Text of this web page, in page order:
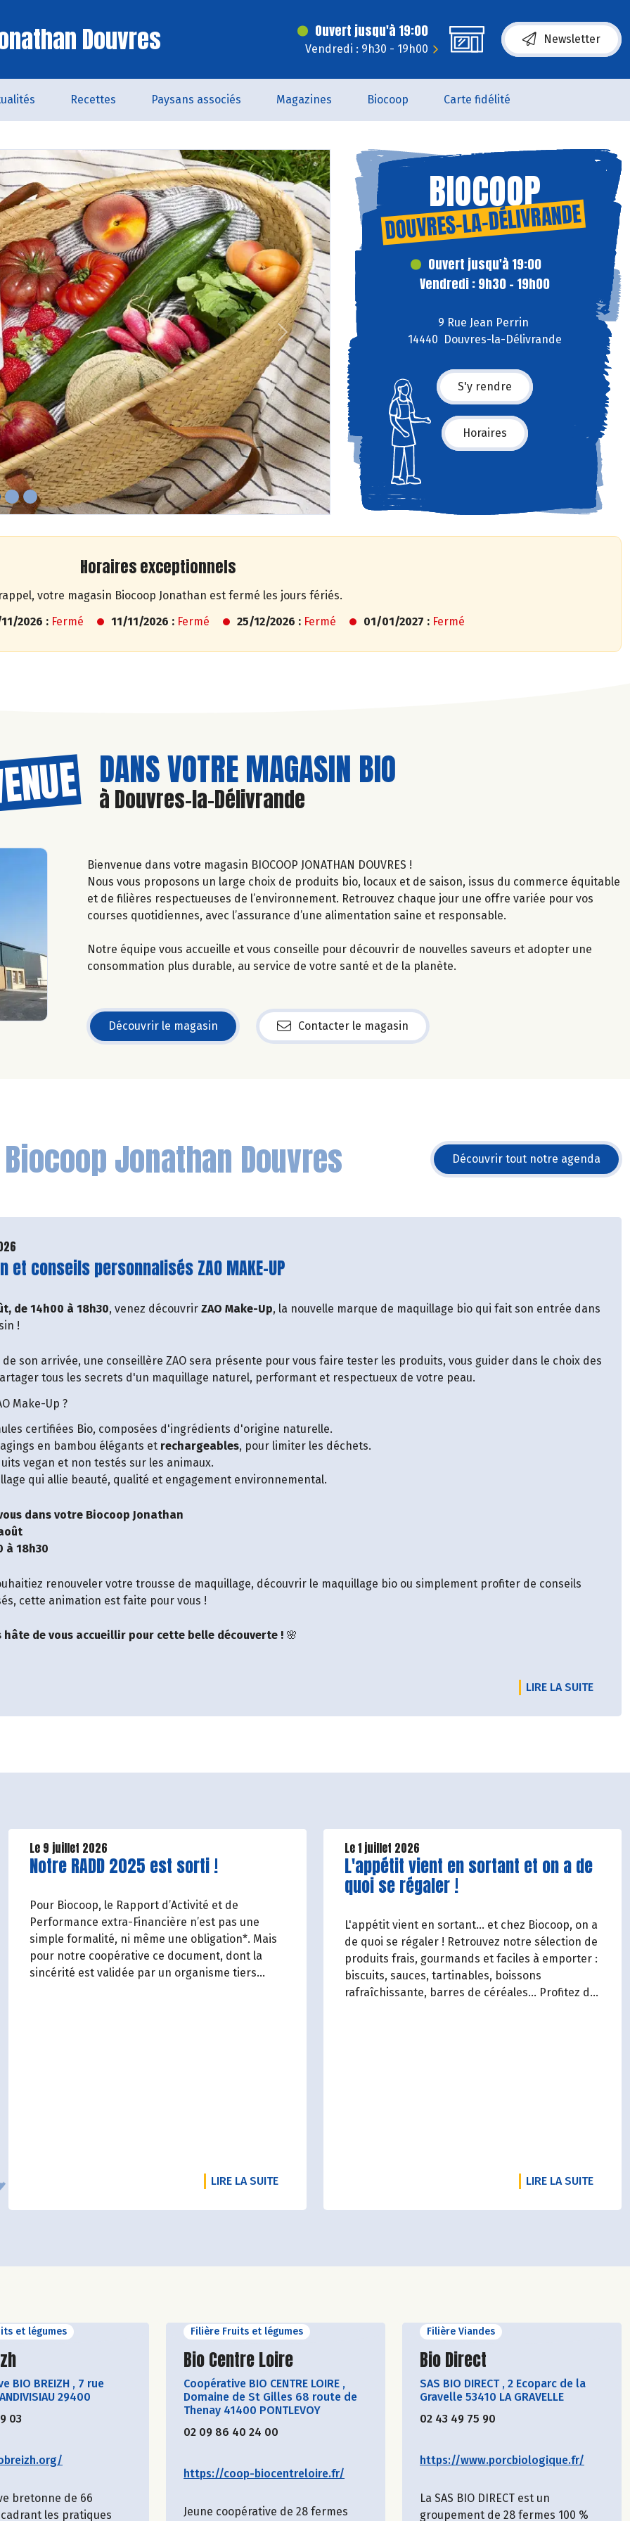
Douvres Ouvert jusqu'à 19:00
Vendredi : 9h30 - 19h00
Newsletter
Recettes Paysans associés Magazines Biocoop Carte fidélité
Next
BIOCOOP
DOUVRES-LA-DÉLIVRANDE
Ouvert jusqu'à 19:00
Vendredi : 9h30 - 19h00
9 Rue Jean Perrin
14440 Douvres-la-Délivrande
S'y rendre
Horaires
Horaires exceptionnels
votre magasin Biocoop Jonathan est fermé les jours fériés.
2026 : Fermé 11/11/2026 : Fermé 25/12/2026 : Fermé 01/01/2027 : Fermé
DANS VOTRE MAGASIN BIO
à Douvres-la-Délivrande
Bienvenue dans votre magasin BIOCOOP JONATHAN DOUVRES !
Nous vous proposons un large choix de produits bio, locaux et de saison, issus du commerce équitable
et de filières respectueuses de l’environnement. Retrouvez chaque jour une offre variée pour vos
courses quotidiennes, avec l’assurance d’une alimentation saine et responsable.
Notre équipe vous accueille et vous conseille pour découvrir de nouvelles saveurs et adopter une
consommation plus durable, au service de votre santé et de la planète.
Découvrir le magasin Contacter le magasin
Biocoop Jonathan Douvres Découvrir tout notre agenda
de l'événement
et conseils personnalisés ZAO MAKE-UP
de 14h00 à 18h30, venez découvrir ZAO Make-Up, la nouvelle marque de maquillage bio qui fait son entrée dans
!
de son arrivée, une conseillère ZAO sera présente pour vous faire tester les produits, vous guider dans le choix des
tous les secrets d'un maquillage naturel, performant et respectueux de votre peau.
Make-Up ?
certifiées Bio, composées d'ingrédients d'origine naturelle.
en bambou élégants et rechargeables, pour limiter les déchets.
vegan et non testés sur les animaux.
qui allie beauté, qualité et engagement environnemental.
dans votre Biocoop Jonathan
à 18h30
renouveler votre trousse de maquillage, découvrir le maquillage bio ou simplement profiter de conseils
cette animation est faite pour vous !
hâte de vous accueillir pour cette belle découverte ! 🌸
LIRE LA SUITEDE
Le 9 juillet 2026
Lire la suite de l'article
Notre RADD 2025 est sorti !
Pour Biocoop, le Rapport d’Activité et de
Performance extra-Financière n’est pas une
simple formalité, ni même une obligation*. Mais
pour notre coopérative ce document, dont la
sincérité est validée par un organisme tiers
LIRE LA SUITEDE L'ARTICLE NOTRE RADD 2025 EST SORTI !
Le 1 juillet 2026
Lire la suite de l'article
L'appétit vient en sortant et on a de
quoi se régaler !
L'appétit vient en sortant... et chez Biocoop, on a
de quoi se régaler ! Retrouvez notre sélection de
produits frais, gourmands et faciles à emporter :
biscuits, sauces, tartinables, boissons
rafraîchissante, barres de céréales... Profitez de
LIRE LA SUITEDE
et légumes
le producteur
BIO BREIZH , 7 rue
29400
03
bretonne de 66
les pratiques
Filière Fruits et légumes
Découvrir le producteur
Bio Centre Loire
Coopérative BIO CENTRE LOIRE ,
Domaine de St Gilles 68 route de
Thenay 41400 PONTLEVOY
02 09 86 40 24 00
https://coop-biocentreloire.fr/
Jeune coopérative de 28 fermes
Filière Viandes
Découvrir le producteur
Bio Direct
SAS BIO DIRECT , 2 Ecoparc de la
Gravelle 53410 LA GRAVELLE
02 43 49 75 90
https://www.porcbiologique.fr/
La SAS BIO DIRECT est un
groupement de 28 fermes 100 %